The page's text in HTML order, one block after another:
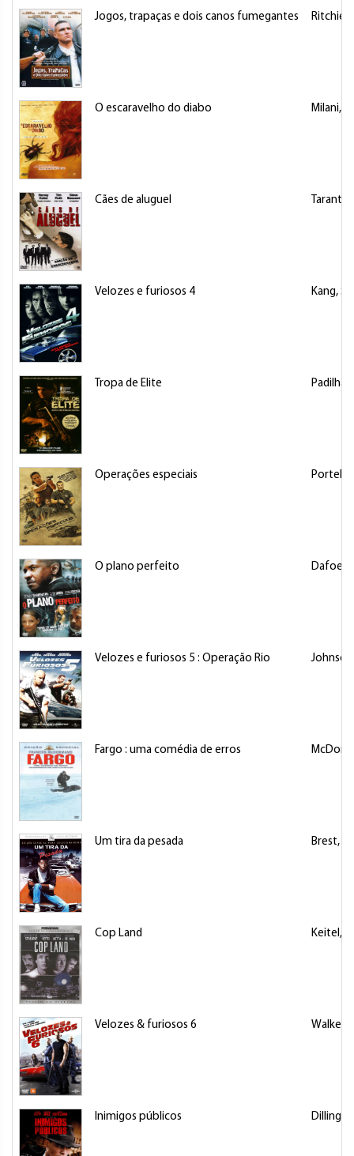
Jogos, trapaças e dois canos fumegantes Ritchie,
O escaravelho do diabo Milani,
Cães de aluguel
Velozes e furiosos 4 Kang,
Tropa de Elite Padilha,
Operações especiais Portella,
O plano perfeito Dafoe,
Velozes e furiosos 5 : Operação Rio
Fargo : uma comédia de erros
Um tira da pesada Brest,
Cop Land Keitel,
Velozes & furiosos 6 Walker,
Inimigos públicos